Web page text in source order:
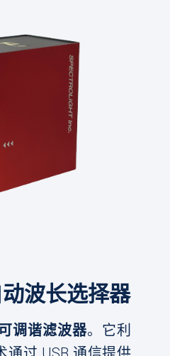
波长选择器
调谐滤波器。它利